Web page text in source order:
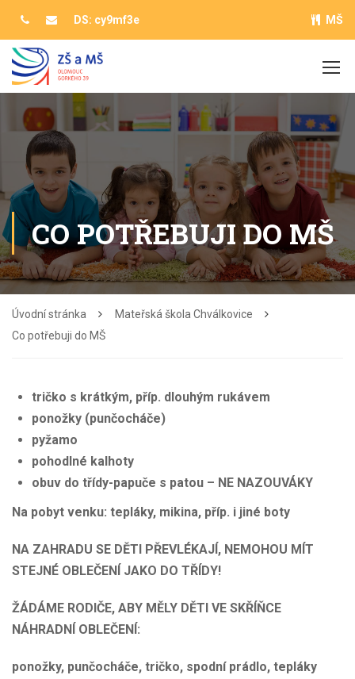
DS: cy9mf3e MŠ
CO POTŘEBUJI DO MŠ
Úvodní stránka
Mateřská škola Chválkovice
Co potřebuji do MŠ
tričko s krátkým, příp. dlouhým rukávem
ponožky (punčocháče)
pyžamo
pohodlné kalhoty
obuv do třídy-papuče s patou – NE NAZOUVÁKY
Na pobyt venku: tepláky, mikina, příp. i jiné boty
NA ZAHRADU SE DĚTI PŘEVLÉKAJÍ, NEMOHOU MÍT
STEJNÉ OBLEČENÍ JAKO DO TŘÍDY!
ŽÁDÁME RODIČE, ABY MĚLY DĚTI VE SKŘÍŇCE
NÁHRADNÍ OBLEČENÍ:
ponožky, punčocháče, tričko, spodní prádlo, tepláky